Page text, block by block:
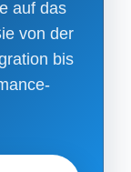
auf das
von der
bis